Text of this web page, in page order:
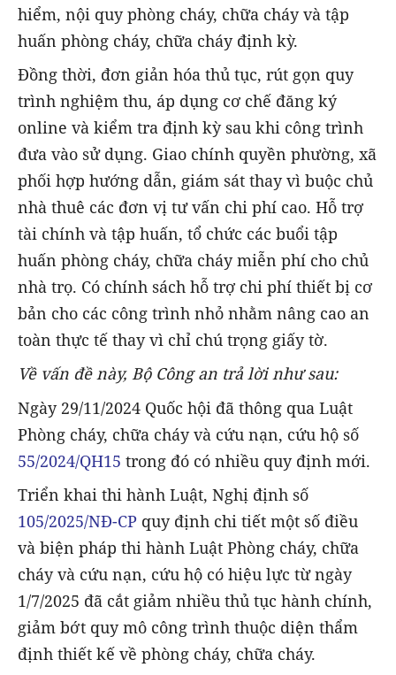
hiểm, nội quy phòng cháy, chữa cháy và tập
huấn phòng cháy, chữa cháy định kỳ.
Đồng thời, đơn giản hóa thủ tục, rút gọn quy
trình nghiệm thu, áp dụng cơ chế đăng ký
online và kiểm tra định kỳ sau khi công trình
đưa vào sử dụng. Giao chính quyền phường, xã
phối hợp hướng dẫn, giám sát thay vì buộc chủ
nhà thuê các đơn vị tư vấn chi phí cao. Hỗ trợ
tài chính và tập huấn, tổ chức các buổi tập
huấn phòng cháy, chữa cháy miễn phí cho chủ
nhà trọ. Có chính sách hỗ trợ chi phí thiết bị cơ
bản cho các công trình nhỏ nhằm nâng cao an
toàn thực tế thay vì chỉ chú trọng giấy tờ.
Về vấn đề này, Bộ Công an trả lời như sau:
Ngày 29/11/2024 Quốc hội đã thông qua Luật
Phòng cháy, chữa cháy và cứu nạn, cứu hộ số
55/2024/QH15 trong đó có nhiều quy định mới.
Triển khai thi hành Luật, Nghị định số
105/2025/NĐ-CP quy định chi tiết một số điều
và biện pháp thi hành Luật Phòng cháy, chữa
cháy và cứu nạn, cứu hộ có hiệu lực từ ngày
1/7/2025 đã cắt giảm nhiều thủ tục hành chính,
giảm bớt quy mô công trình thuộc diện thẩm
định thiết kế về phòng cháy, chữa cháy.